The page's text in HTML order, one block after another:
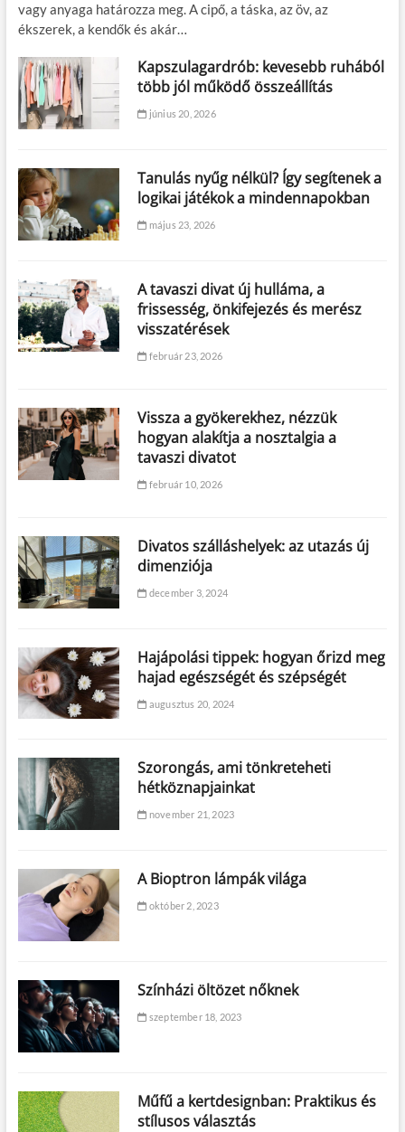
vagy anyaga határozza meg. A cipő, a táska, az öv, az
ékszerek, a kendők és akár…
Kapszulagardrób: kevesebb ruhából
több jól működő összeállítás
június 20, 2026
Tanulás nyűg nélkül? Így segítenek a
logikai játékok a mindennapokban
május 23, 2026
A tavaszi divat új hulláma, a
frissesség, önkifejezés és merész
visszatérések
február 23, 2026
Vissza a gyökerekhez, nézzük
hogyan alakítja a nosztalgia a
tavaszi divatot
február 10, 2026
Divatos szálláshelyek: az utazás új
dimenziója
december 3, 2024
Hajápolási tippek: hogyan őrizd meg
hajad egészségét és szépségét
augusztus 20, 2024
Szorongás, ami tönkreteheti
hétköznapjainkat
november 21, 2023
A Bioptron lámpák világa
október 2, 2023
Színházi öltözet nőknek
szeptember 18, 2023
Műfű a kertdesignban: Praktikus és
stílusos választás